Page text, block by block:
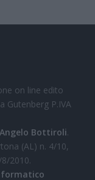
on line edito
Gutenberg P.IVA
Angelo Bottiroli.
(AL) n. 4/10,
2010.